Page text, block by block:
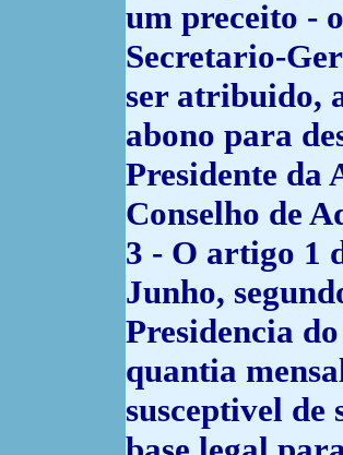
um preceito -
Secretario-
ser atribuido,
abono para
Presidente da
Conselho de
3 - O artigo 1
Junho,
Presidencia
quantia
susceptivel